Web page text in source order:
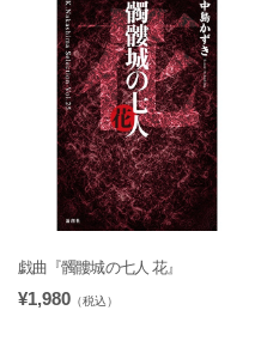
戯曲『髑髏城の七人 花』
¥1,980 （税込）